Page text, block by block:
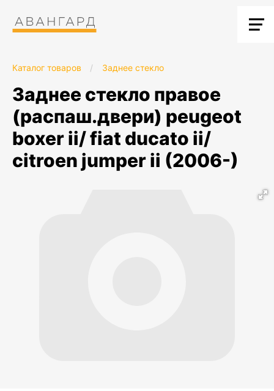
Каталог товаров / Заднее стекло
заднее стекло правое
(распаш.двери) peugeot
boxer ii/ fiat ducato ii/
citroen jumper ii (2006-)